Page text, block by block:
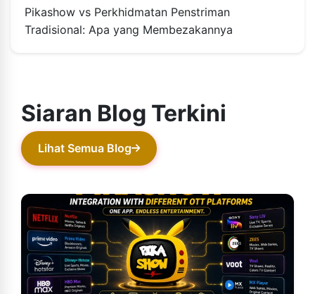
Pikashow vs Perkhidmatan Penstriman
Tradisional: Apa yang Membezakannya
Siaran Blog Terkini
Lihat Semua Blog